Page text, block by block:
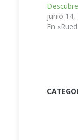
junio 14,
En